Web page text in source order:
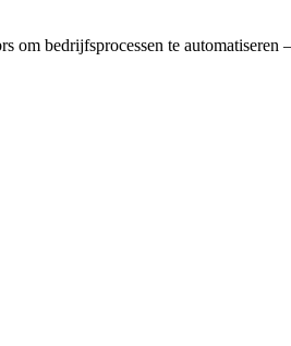
om bedrijfsprocessen te